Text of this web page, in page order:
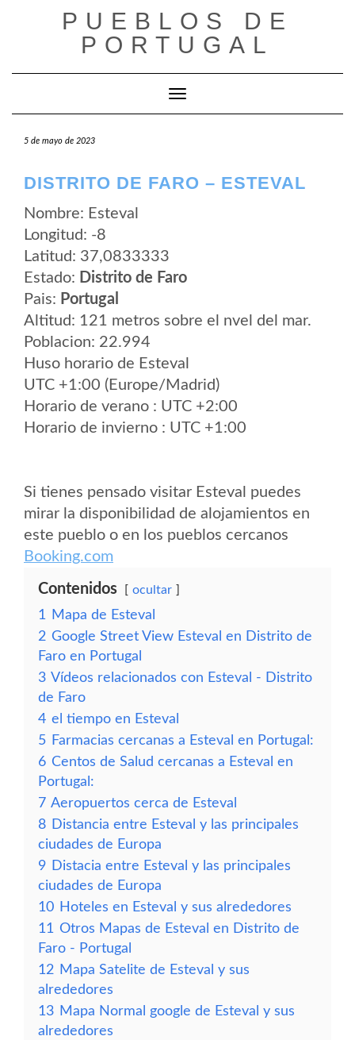
PUEBLOS DE
PORTUGAL
Cambiar modo de navegación
5 de mayo de 2023
DISTRITO DE FARO – ESTEVAL
Nombre: Esteval
Longitud: -8
Latitud: 37,0833333
Estado: Distrito de Faro
Pais: Portugal
Altitud: 121 metros sobre el nvel del mar.
Poblacion: 22.994
Huso horario de Esteval
UTC +1:00 (Europe/Madrid)
Horario de verano : UTC +2:00
Horario de invierno : UTC +1:00
Si tienes pensado visitar Esteval puedes
mirar la disponibilidad de alojamientos en
este pueblo o en los pueblos cercanos
Booking.com
Contenidos ocultar
1
Mapa de Esteval
2 Google Street View Esteval en Distrito de
Faro en Portugal
3 Vídeos relacionados con Esteval - Distrito
de Faro
4 el tiempo en Esteval
5 Farmacias cercanas a Esteval en Portugal:
6 Centos de Salud cercanas a Esteval en
Portugal:
7 Aeropuertos cerca de Esteval
8 Distancia entre Esteval y las principales
ciudades de Europa
9 Distacia entre Esteval y las principales
ciudades de Europa
10 Hoteles en Esteval y sus alrededores
11 Otros Mapas de Esteval en Distrito de
Faro - Portugal
12 Mapa Satelite de Esteval y sus
alrededores
13 Mapa Normal google de Esteval y sus
alrededores